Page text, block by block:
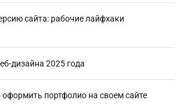
сайта: рабочие лайфхаки
дизайна 2025 года
портфолио на своем сайте